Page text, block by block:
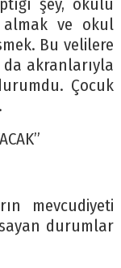
şey, okulu
almak ve okul
Bu velilere
akranlarıyla
Çocuk
mevcudiyeti
durumlar